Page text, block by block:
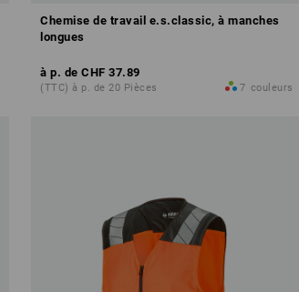
Chemise de travail e.s.classic, à manches
longues
à p. de CHF 37.89
(TTC) à p. de 20 Pièces 7 couleurs